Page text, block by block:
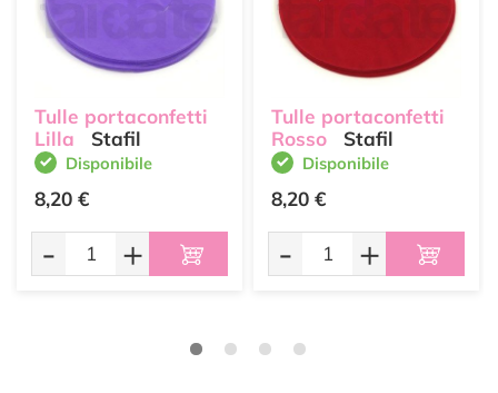
Tulle portaconfetti
Lilla
Stafil
Disponibile
8,20 €
- +
Tulle portaconfetti
Rosso
Stafil
Disponibile
8,20 €
- +